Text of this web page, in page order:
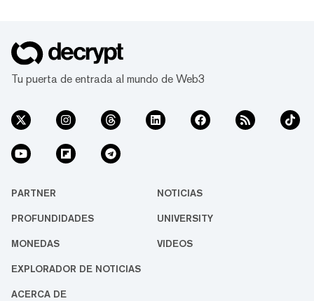
Tu puerta de entrada al mundo de Web3
PARTNER NOTICIAS
PROFUNDIDADES UNIVERSITY
MONEDAS VIDEOS
EXPLORADOR DE NOTICIAS
ACERCA DE